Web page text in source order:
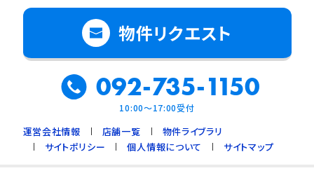
5. 公衆衛生の向上、児童の健全な育成のため
に必要で、ご本人の同意を得ることが難しいと
き
6. 国や地方公共団体などに協力する場合で、
ご本人の同意を得ることによって支障を及ぼす
おそれがあるとき
7. 合併又は譲渡などの事由による事業の承継
に伴って個人情報を提供する場合で、承継前の
物件リクエスト
092-735-1150
10:00～17:00受付
運営会社情報 店舗一覧
物件ライブラリ
サイトポリシー
個人情報について サイトマップ